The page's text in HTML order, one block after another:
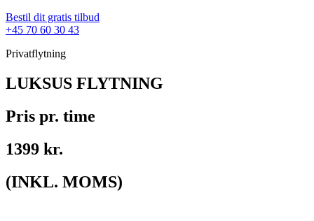
Bestil dit gratis tilbud
+45 70 60 30 43
Privatflytning
LUKSUS FLYTNING
Pris pr. time
1399 kr.
(INKL. MOMS)